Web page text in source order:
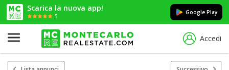
Scarica la nuova app!
5
Google Play
Accedi